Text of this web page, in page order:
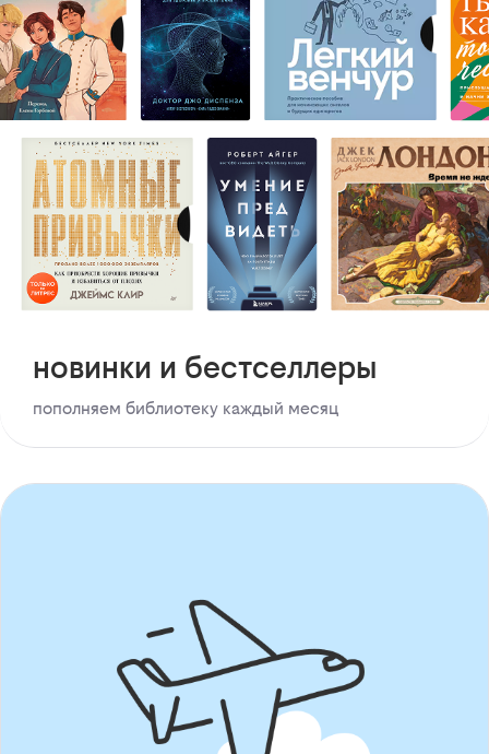
новинки и бестселлеры
пополняем библиотеку каждый месяц